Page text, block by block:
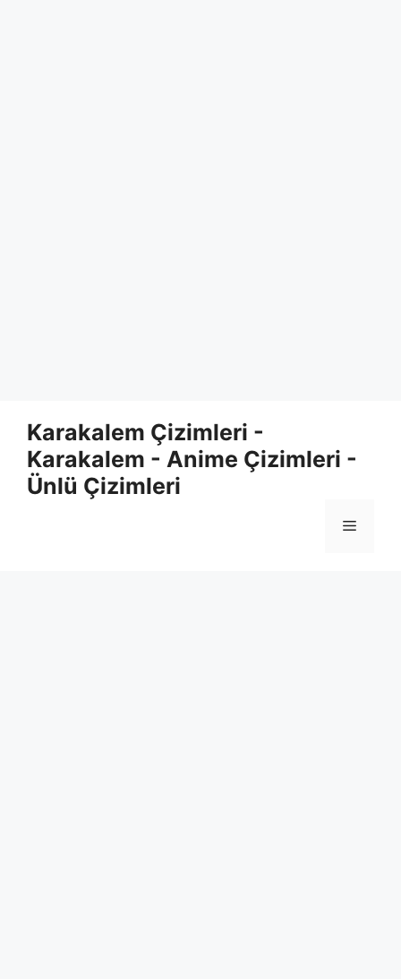
content
Karakalem Çizimleri -
Karakalem - Anime Çizimleri -
Ünlü Çizimleri
Menu